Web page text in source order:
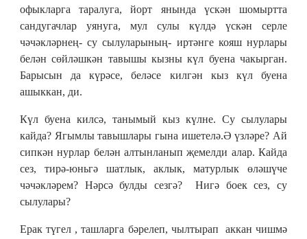
офыкларга таралуга, йорт янында үскән шомыртта
сандугачлар уянуга, мул сулы күлдә үскән серле
чәчәкләрнең- су сылуларының- иртәнге кояш нурлары
белән сөйләшкән тавышы кызны күл буена чакырган.
Барысын да күрәсе, беләсе килгән кыз күл буена
ашыккан, ди.
Күл буена килсә, танымый кыз күлне. Су сылулары
кайда? Ягымлы тавышлары гына ишетелә.Ә үзләре? Ай
сипкән нурлар белән алтынланып җемелди алар. Кайда
сез, тирә-юньгә шатлык, аклык, матурлык өләшүче
чәчәкләрем? Нәрсә булды сезгә? Нигә боек сез, су
сылулары?
Ерак түгел , ташларга бәрелеп, чылтырап аккан чишмә